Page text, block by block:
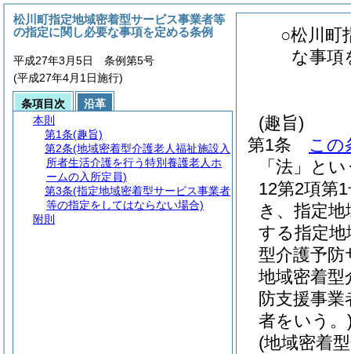
○松川町
な事項
(趣旨)
第1条
この
「法」と
12第2項第
き、指定
する指定
型介護予
地域密着
防支援事業
者をいう。
(地域密着
松川町指定地域密着型サービス事業者等
の指定に関し必要な事項を定める条例
平成27年3月5日 条例第5号
(平成27年4月1日施行)
条項目次
沿革
本則
第1条(趣旨)
第2条(地域密着型介護老人福祉施設入
所者生活介護を行う特別養護老人ホ
ームの入所定員)
第3条(指定地域密着型サービス事業者
等の指定をしてはならない場合)
附則